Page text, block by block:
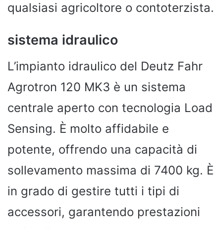
qualsiasi agricoltore o contoterzista.
sistema idraulico
L’impianto idraulico del Deutz Fahr
Agrotron 120 MK3 è un sistema
centrale aperto con tecnologia Load
Sensing. È molto affidabile e
potente, offrendo una capacità di
sollevamento massima di 7400 kg. È
in grado di gestire tutti i tipi di
accessori, garantendo prestazioni